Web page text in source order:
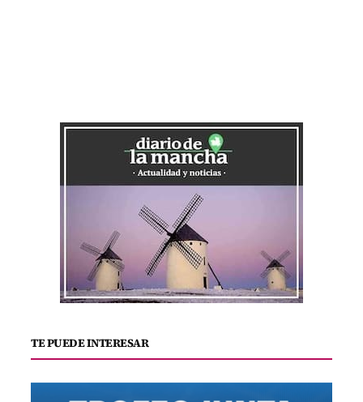
TE PUEDE INTERESAR